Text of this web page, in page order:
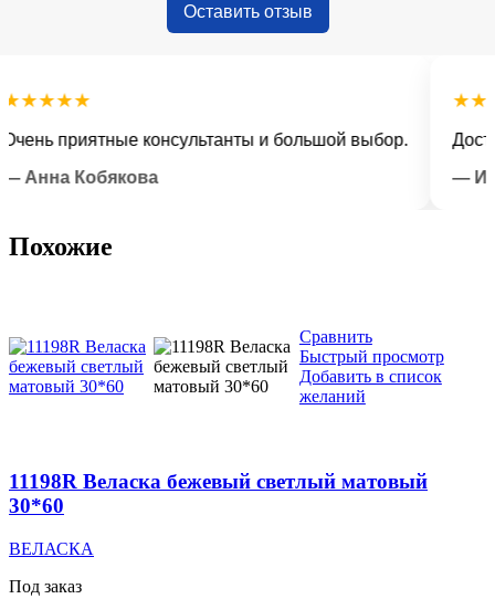
Оставить отзыв
приятные консультанты и большой выбор.
Кобякова
— Илья
Похожие
Сравнить
Быстрый просмотр
Добавить в список
желаний
11198R Веласка бежевый светлый матовый
30*60
ВЕЛАСКА
Под заказ